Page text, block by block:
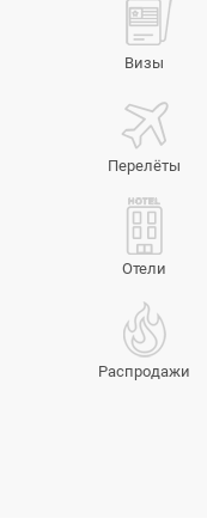
Визы
Перелёты
Отели
Распродажи